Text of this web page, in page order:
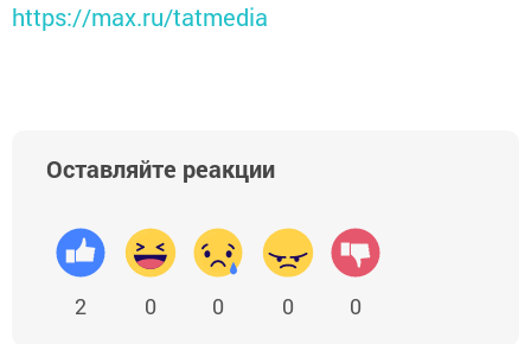
https://max.ru/tatmedia
Оставляйте реакции
2 0 0 0 0